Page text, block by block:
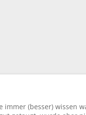
(besser) wissen